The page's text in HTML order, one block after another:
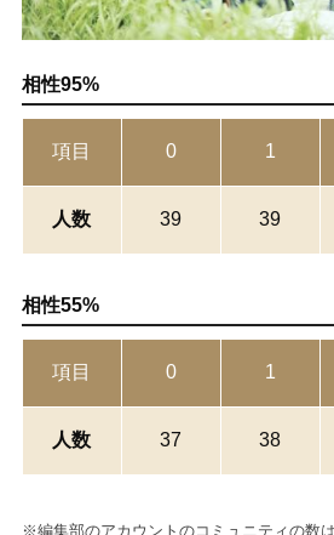
相性95%
項目 0 1
人数 39 39
相性55%
項目 0 1
人数 37 38
※編集部のアカウントのコミュニティの数は